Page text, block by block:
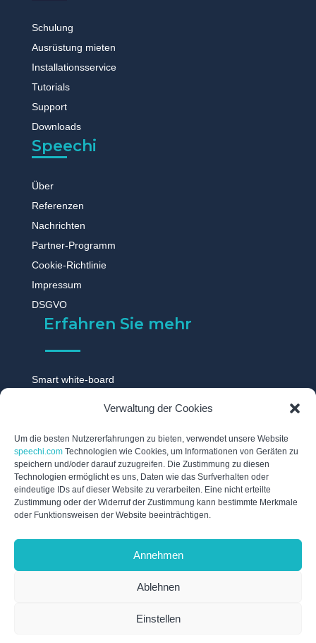
Verwaltung der Cookies
Um die besten Nutzererfahrungen zu bieten, verwendet unsere Website
speechi.com Technologien wie Cookies, um Informationen von Geräten zu
speichern und/oder darauf zuzugreifen. Die Zustimmung zu diesen
Technologien ermöglicht es uns, Daten wie das Surfverhalten oder
eindeutige IDs auf dieser Website zu verarbeiten. Eine nicht erteilte
Zustimmung oder der Widerruf der Zustimmung kann bestimmte Merkmale
oder Funktionsweisen der Website beeinträchtigen.
Annehmen
Ablehnen
Einstellen
Schulung
Ausrüstung mieten
Installationsservice
Tutorials
Support
Downloads
Speechi
Über
Referenzen
Nachrichten
Partner-Programm
Cookie-Richtlinie
Impressum
DSGVO
Erfahren Sie mehr
Smart white-board
Digitales whiteboard
Touch display
Digitale schwarzes brett
Interaktive tafel
Interaktives whiteboard
Elektronische tafel